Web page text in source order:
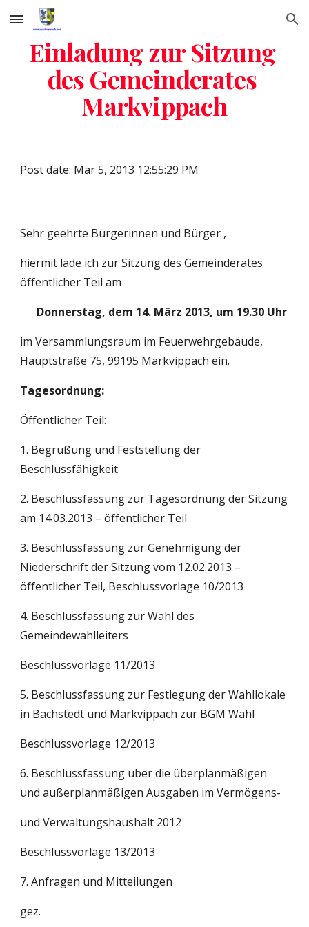
Skip to main content Skip to navigation
Einladung zur Sitzung
des Gemeinderates
Markvippach
Post date: Mar 5, 2013 12:55:29 PM
Sehr geehrte Bürgerinnen und Bürger ,
hiermit lade ich zur Sitzung des Gemeinderates
öffentlicher Teil am
Donnerstag, dem 14. März 2013, um 19.30 Uhr
im Versammlungsraum im Feuerwehrgebäude,
Hauptstraße 75, 99195 Markvippach ein.
Tagesordnung:
Öffentlicher Teil:
1. Begrüßung und Feststellung der
Beschlussfähigkeit
2. Beschlussfassung zur Tagesordnung der Sitzung
am 14.03.2013 – öffentlicher Teil
3. Beschlussfassung zur Genehmigung der
Niederschrift der Sitzung vom 12.02.2013 –
öffentlicher Teil, Beschlussvorlage 10/2013
4. Beschlussfassung zur Wahl des
Gemeindewahlleiters
Beschlussvorlage 11/2013
5. Beschlussfassung zur Festlegung der Wahllokale
in Bachstedt und Markvippach zur BGM Wahl
Beschlussvorlage 12/2013
6. Beschlussfassung über die überplanmäßigen
und außerplanmäßigen Ausgaben im Vermögens-
und Verwaltungshaushalt 2012
Beschlussvorlage 13/2013
7. Anfragen und Mitteilungen
gez.